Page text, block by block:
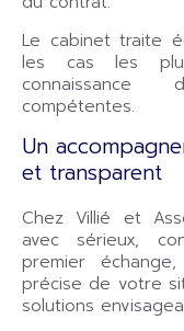
Le cabinet traite
les cas les
connaissance
compétentes.
Un
et transparent
Chez Villié et
avec sérieux,
premier
précise de votre
solutions